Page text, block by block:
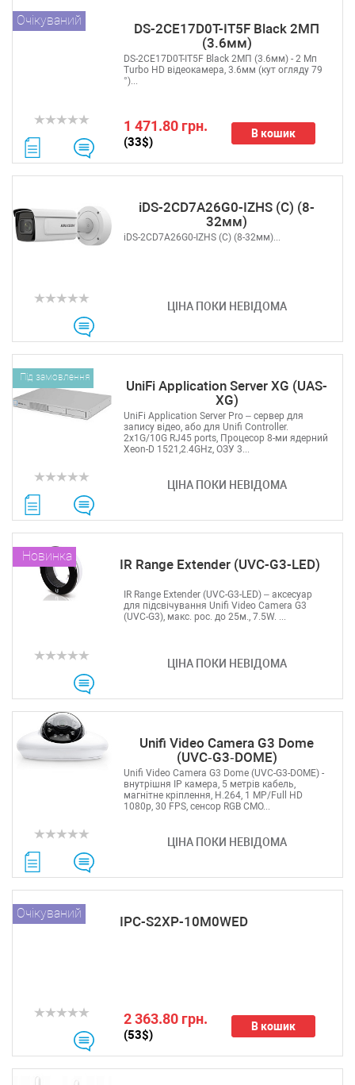
DS-2CE17D0T-IT5F Black 2МП
(3.6мм)
Очікуваний
1 471.80 грн.
(33$)
В кошик
DS-2CE17D0T-IT5F Black 2МП (3.6мм) - 2 Мп
Turbo HD відеокамера, 3.6мм (кут огляду 79
°)...
iDS-2CD7A26G0-IZHS (C) (8-
32мм)
ЦІНА ПОКИ НЕВІДОМА
iDS-2CD7A26G0-IZHS (C) (8-32мм)...
UniFi Application Server XG (UAS-
XG)
Під замовлення
ЦІНА ПОКИ НЕВІДОМА
UniFi Application Server Pro – сервер для
запису відео, або для Unifi Controller.
2x1G/10G RJ45 ports, Процесор 8-ми ядерний
Xeon-D 1521,2.4GHz, ОЗУ 3...
IR Range Extender (UVC-G3-LED)
Новинка
ЦІНА ПОКИ НЕВІДОМА
IR Range Extender (UVC-G3-LED) – аксесуар
для підсвічування Unifi Video Camera G3
(UVC-G3), макс. рос. до 25м., 7.5W. ...
Unifi Video Camera G3 Dome
(UVC‑G3‑DOME)
ЦІНА ПОКИ НЕВІДОМА
Unifi Video Camera G3 Dome (UVC-G3-DOME) -
внутрішня IP камера, 5 метрів кабель,
магнітне кріплення, H.264, 1 MP/Full HD
1080p, 30 FPS, сенсор RGB CMO...
IPC-S2XP-10M0WED
Очікуваний
2 363.80 грн.
(53$)
В кошик